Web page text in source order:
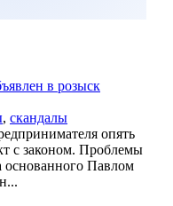
в розыск
, скандалы
опять
с законом. Проблемы
основанного Павлом